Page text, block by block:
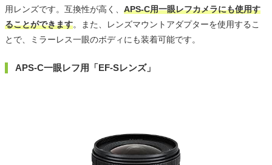
用レンズです。互換性が高く、 APS-C用一眼レフカメラにも使用す
ることができます。また、レンズマウントアダプターを使用するこ
とで、ミラーレス一眼のボディにも装着可能です。
APS-C一眼レフ用「EF-Sレンズ」